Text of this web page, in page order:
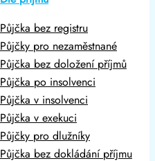
Půjčka bez registru
Půjčky pro nezaměstnané
Půjčka bez doložení příjmů
Půjčka po insolvenci
Půjčka v insolvenci
Půjčka v exekuci
Půjčky pro dlužníky
Půjčka bez dokládání příjmu